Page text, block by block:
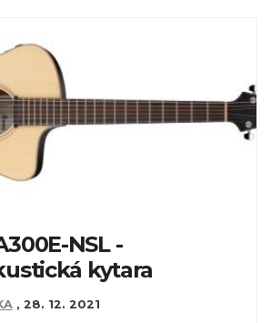
NSL -
kytara
, 28. 12. 2021